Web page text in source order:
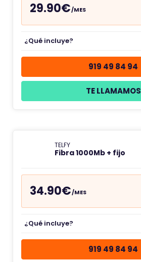
29.90€/MES
¿Qué incluye?
919 49 84 94
TE LLAMAMOS
TELFY
Fibra 1000Mb + fijo
34.90€/MES
¿Qué incluye?
919 49 84 94